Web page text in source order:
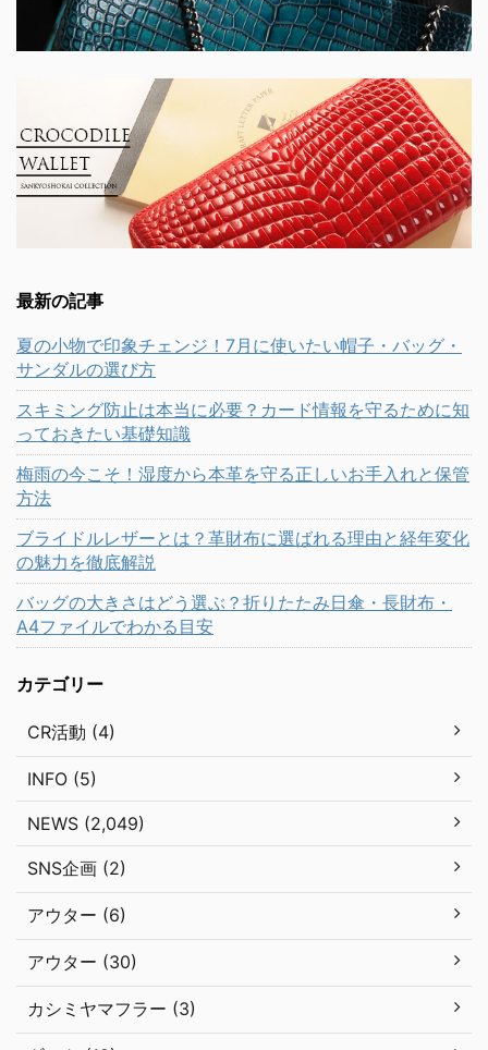
最新の記事
夏の小物で印象チェンジ！7月に使いたい帽子・バッグ・
サンダルの選び方
スキミング防止は本当に必要？カード情報を守るために知
っておきたい基礎知識
梅雨の今こそ！湿度から本革を守る正しいお手入れと保管
方法
ブライドルレザーとは？革財布に選ばれる理由と経年変化
の魅力を徹底解説
バッグの大きさはどう選ぶ？折りたたみ日傘・長財布・
A4ファイルでわかる目安
カテゴリー
CR活動 (4)
INFO (5)
NEWS (2,049)
SNS企画 (2)
アウター (6)
アウター (30)
カシミヤマフラー (3)